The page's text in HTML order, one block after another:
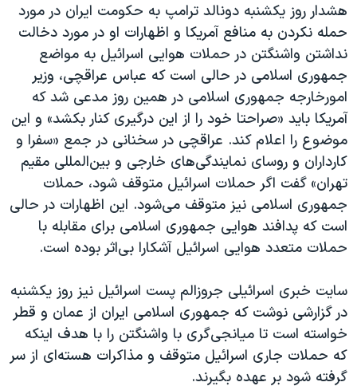
هشدار روز یکشنبه دونالد ترامپ به حکومت ایران در مورد
حمله نکردن به منافع آمریکا و اظهارات او در مورد دخالت
نداشتن واشنگتن در حملات هوایی اسرائيل به مواضع
جمهوری اسلامی در حالی است که عباس عراقچی، وزیر
امورخارجه جمهوری اسلامی در همین روز مدعی شد که
آمریکا باید «صراحتا خود را از این درگیری کنار بکشد» و این
موضوع را اعلام کند. عراقچی در سخنانی در جمع «سفرا و
کارداران و روسای نمایندگی‌های خارجی و بین‌المللی مقیم
تهران» گفت اگر حملات اسرائيل متوقف شود، حملات
جمهوری اسلامی نیز متوقف می‌شود. این اظهارات در حالی
است که پدافند هوایی جمهوری اسلامی برای مقابله با
حملات متعدد هوایی اسرائیل آشکارا بی‌اثر بوده است.
سایت خبری اسرائيلی جروزالم پست اسرائيل نیز روز یکشنبه
در گزارشی نوشت که جمهوری اسلامی ایران از عمان و قطر
خواسته است تا میانجی‌گری با واشنگتن را با هدف اینکه
که حملات جاری اسرائیل متوقف و مذاکرات هسته‌ای از سر
گرفته شود بر عهده بگیرند.